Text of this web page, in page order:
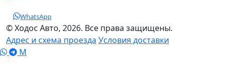
WhatsApp
© Ходос Авто, 2026. Все права защищены.
Адрес и схема проезда Условия доставки
M